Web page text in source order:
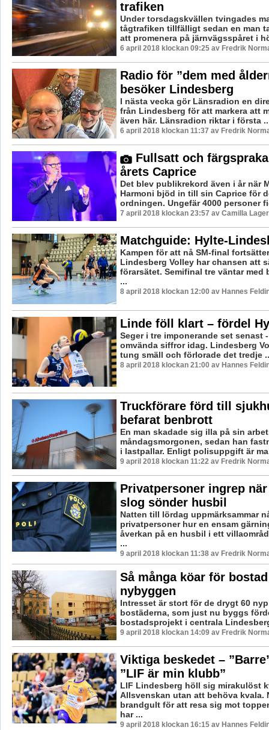
trafiken
Under torsdagskvällen tvingades
tågtrafiken tillfälligt sedan en man
att promenera på järnvägsspåret i
6 april 2018 klockan 09:25 av Fredrik
Radio för ”dem med
besöker Lindesberg
I nästa vecka gör Länsradion en
från Lindesberg för att markera att
även här. Länsradion riktar i första
6 april 2018 klockan 11:37 av Fredrik
Fullsatt och
årets Caprice
Det blev publikrekord även i år när
Harmoni bjöd in till sin Caprice för
ordningen. Ungefär 4000 personer
7 april 2018 klockan 23:57 av Camilla
Matchguide: Hylte-
Kampen för att nå SM-final
Lindesberg Volley har chansen att
förarsätet. Semifinal tre väntar med
...
8 april 2018 klockan 12:00 av Hannes
Linde föll klart – fördel
Seger i tre imponerande set senast
omvända siffror idag. Lindesberg
tung smäll och förlorade det tredje
8 april 2018 klockan 21:00 av Hannes
Truckförare förd till
befarat benbrott
En man skadade sig illa på sin
måndagsmorgonen, sedan han
i lastpallar. Enligt polisuppgift är
9 april 2018 klockan 11:22 av Fredrik
Privatpersoner ingrep
slog sönder husbil
Natten till lördag uppmärksammar
privatpersoner hur en ensam
åverkan på en husbil i ett
...
9 april 2018 klockan 11:38 av Fredrik
Så många köar för
nybyggen
Intresset är stort för de drygt 60
bostäderna, som just nu byggs
bostadsprojekt i centrala
9 april 2018 klockan 14:09 av Fredrik
Viktiga beskedet –
”LIF är min klubb”
LIF Lindesberg höll sig mirakulöst
Allsvenskan utan att behöva kvala.
brandgult för att resa sig mot
har ...
9 april 2018 klockan 16:15 av Hannes